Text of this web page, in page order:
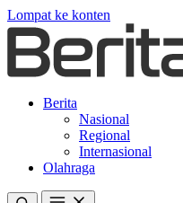
Lompat ke konten
Berita
Nasional
Regional
Internasional
Olahraga